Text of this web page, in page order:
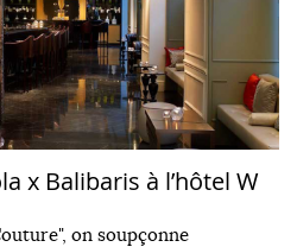
x Balibaris à l’hôtel W
on soupçonne